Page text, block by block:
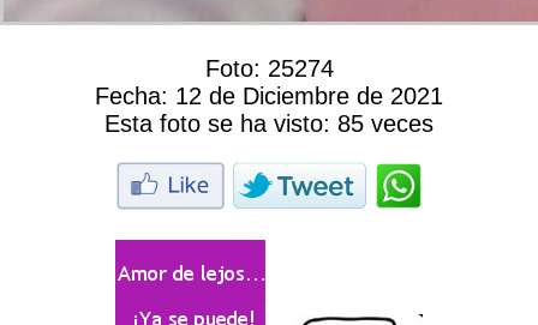
Foto: 25274
Fecha: 12 de Diciembre de 2021
Esta foto se ha visto: 85 veces